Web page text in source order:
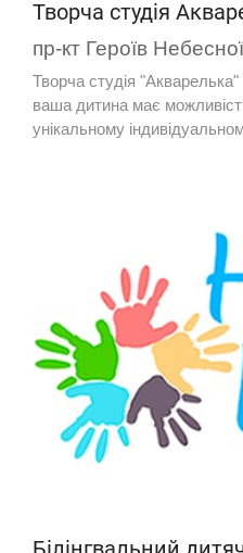
Творча студія
пр-кт Героїв
Творча студія
ваша дитина має
унікальному